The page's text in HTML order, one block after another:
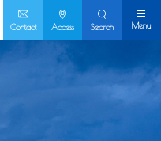
Contact Access Search Menu